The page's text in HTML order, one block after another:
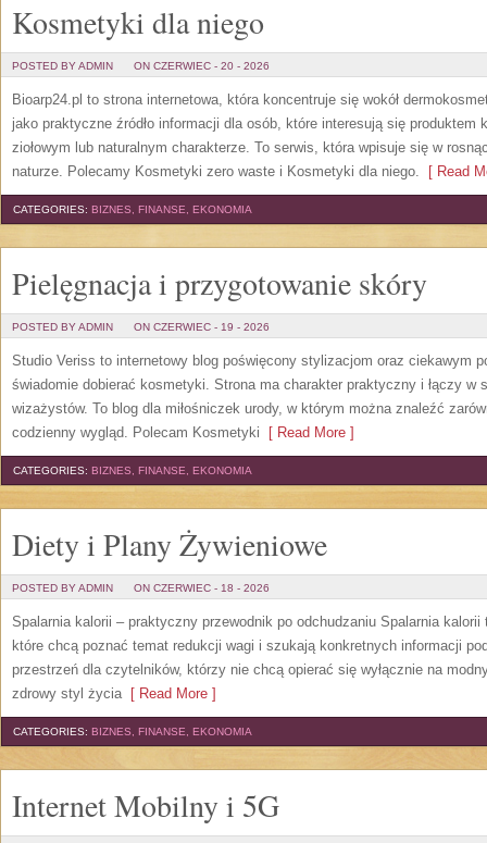
Kosmetyki dla niego
POSTED BY ADMIN ON CZERWIEC - 20 - 2026
Bioarp24.pl to strona internetowa, która koncentruje się wokół
jako praktyczne źródło informacji dla osób, które interesują się
ziołowym lub naturalnym charakterze. To serwis, która wpisuje się w
naturze. Polecamy Kosmetyki zero waste i Kosmetyki dla niego. [ Read
CATEGORIES: BIZNES, FINANSE, EKONOMIA
Pielęgnacja i przygotowanie skóry
POSTED BY ADMIN ON CZERWIEC - 19 - 2026
Studio Veriss to internetowy blog poświęcony stylizacjom oraz ciekawym
świadomie dobierać kosmetyki. Strona ma charakter praktyczny i łączy w
wizażystów. To blog dla miłośniczek urody, w którym można znaleźć
codzienny wygląd. Polecam Kosmetyki [ Read More ]
CATEGORIES: BIZNES, FINANSE, EKONOMIA
Diety i Plany Żywieniowe
POSTED BY ADMIN ON CZERWIEC - 18 - 2026
Spalarnia kalorii – praktyczny przewodnik po odchudzaniu Spalarnia
które chcą poznać temat redukcji wagi i szukają konkretnych informacji
przestrzeń dla czytelników, którzy nie chcą opierać się wyłącznie na
zdrowy styl życia[ Read More ]
CATEGORIES: BIZNES, FINANSE, EKONOMIA
Internet Mobilny i 5G